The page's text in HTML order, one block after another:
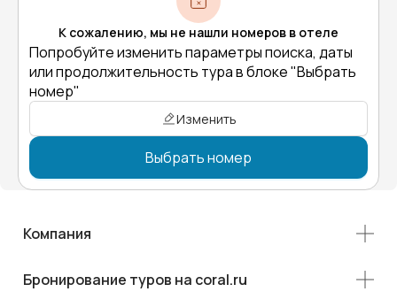
К сожалению, мы не нашли номеров в отеле
Попробуйте изменить параметры поиска, даты
или продолжительность тура в блоке "Выбрать
номер"
Изменить
Выбрать номер
Компания
Бронирование туров на coral.ru